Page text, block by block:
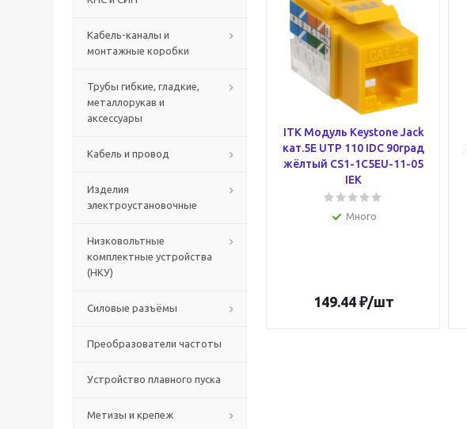
Кабель-каналы и
монтажные коробки
Трубы гибкие, гладкие,
металлорукав и
аксессуары
Кабель и провод
Изделия
электроустановочные
Низковольтные
комплектные устройства
(НКУ)
Силовые разъёмы
Преобразователи частоты
Устройство плавного пуска
Метизы и крепеж
ITK Модуль Keystone Jack
кат.5E UTP 110 IDC 90град
жёлтый CS1-1C5EU-11-05
IEK
Много
149.44₽/шт